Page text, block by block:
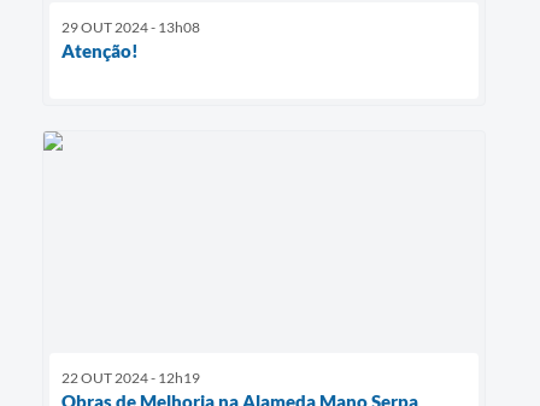
29 OUT 2024 - 13h08
Atenção!
22 OUT 2024 - 12h19
Obras de Melhoria na Alameda Mano Serpa